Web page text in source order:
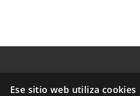
Ese sitio web utiliza cookies